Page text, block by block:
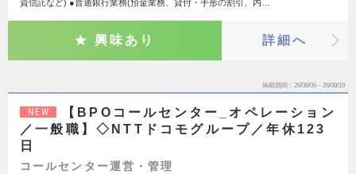
資信託など) ●普通銀行業務(預金業務、貸付・手形の割引、内…
興味あり 詳細へ
掲載期間 26/08/06～26/08/19
NEW
【BPOコールセンター_オペレーション
／一般職】◇NTTドコモグループ／年休123
日
コールセンター運営・管理